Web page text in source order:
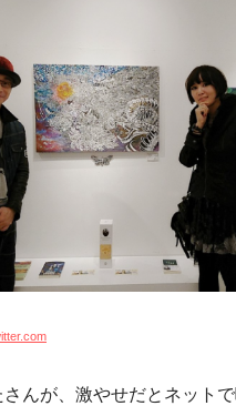
んが、激やせだとネット